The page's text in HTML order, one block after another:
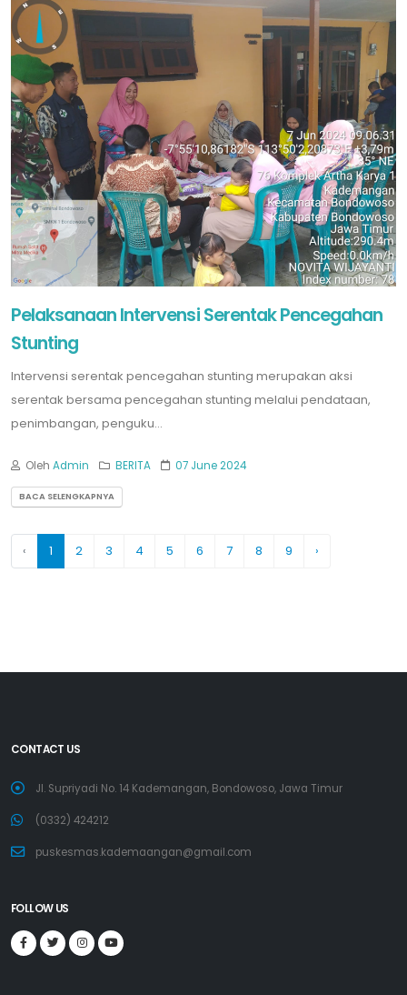
Pelaksanaan Intervensi Serentak Pencegahan
Stunting
Intervensi serentak pencegahan stunting merupakan aksi
serentak bersama pencegahan stunting melalui pendataan,
penimbangan, penguku...
Oleh Admin BERITA 07 June 2024
BACA SELENGKAPNYA
‹ 1 2 3 4 5 6 7 8 9 ›
CONTACT US
Jl. Supriyadi No. 14 Kademangan, Bondowoso, Jawa Timur
(0332) 424212
puskesmas.kademaangan@gmail.com
FOLLOW US